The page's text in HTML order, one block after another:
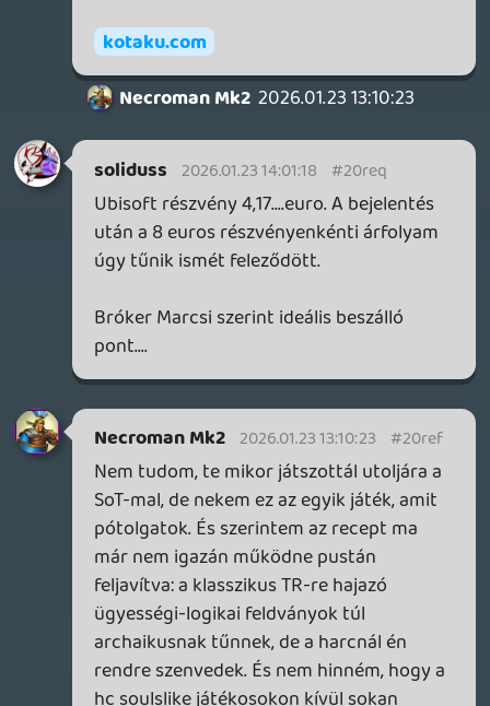
de a felénél abbahagytam, mert nem
élveztem, elég volt, túl sok volt, és
unalmas. Az év végi vásáron most
gondolkodtam a Star Wars Outlaws-on, de
nem hittem, hogy pár óránál tovább le
tudna kötni, meg amúgy is a két "új" Jedi
játék jobban érdekel(ne). Még negyedáron
sem. Ja hát meg ez a másik: mi a túróért
vegyek meg teljes áron egy Ubi játékot, ha
egy év múlva harmad-negyedáron hozzám
vágják, ha meg nagyon akarom és azonnal,
akkor ott az előfizetéses rendszerük...
soliduss 2026.01.22 15:45:26
soliduss
a fiam 13 lesz.... bottal se piszkál Ubisoft
játékot.
3.ig.... addig minden karácsonyra Assasins
Creed pörgött.... majd ott valami a 2012-13
körül a lóvé elvette az eszüket és azt
hitték mindent lenyomhatnak a
torkunkon.
Az AC unity volt az utolsó amiért day 1
pénzt adtam.... azóta 1-2 max 4000 ft adot
egy címükért.
p34c3 2026.01.22 15:35:48